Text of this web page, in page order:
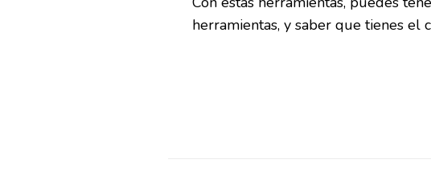
herramientas, y saber que tienes el